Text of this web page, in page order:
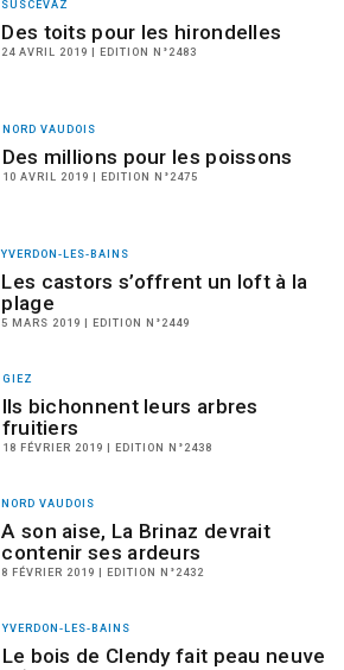
SUSCÉVAZ
Des toits pour les hirondelles
24 AVRIL 2019 | EDITION N°2483
NORD VAUDOIS
Des millions pour les poissons
10 AVRIL 2019 | EDITION N°2475
YVERDON-LES-BAINS
Les castors s’offrent un loft à la
plage
5 MARS 2019 | EDITION N°2449
GIEZ
Ils bichonnent leurs arbres
fruitiers
18 FÉVRIER 2019 | EDITION N°2438
NORD VAUDOIS
A son aise, La Brinaz devrait
contenir ses ardeurs
8 FÉVRIER 2019 | EDITION N°2432
YVERDON-LES-BAINS
Le bois de Clendy fait peau neuve